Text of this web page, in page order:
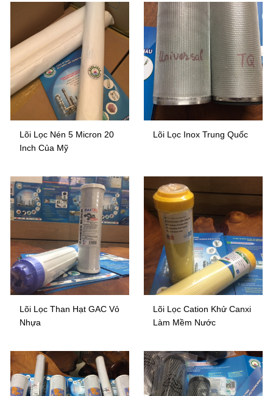
Lõi Lọc Nén 5 Micron 20
Inch Của Mỹ
Lõi Lọc Inox Trung Quốc
Lõi Lọc Than Hạt GAC Vỏ
Nhựa
Lõi Lọc Cation Khử Canxi
Làm Mềm Nước